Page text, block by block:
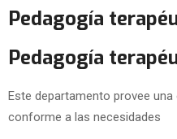
Pedagogía
Pedagogía
Este departamento provee
conforme a las necesidades